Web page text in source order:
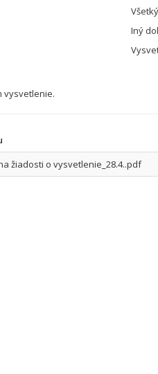
Iný
vysvetlenie.
žiadosti o vysvetlenie_28.4..pdf